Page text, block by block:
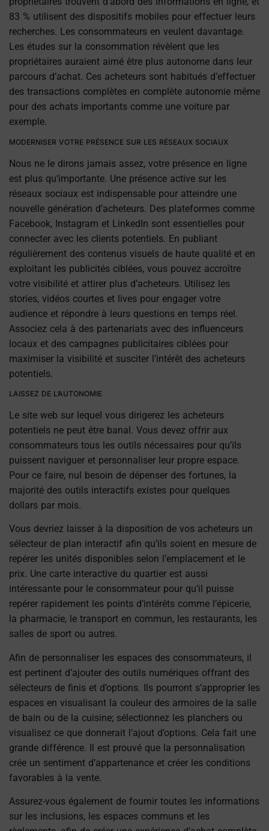
83 % utilisent des dispositifs mobiles pour effectuer leurs
recherches. Les consommateurs en veulent davantage.
Les études sur la consommation révèlent que les
propriétaires auraient aimé être plus autonome dans leur
parcours d’achat. Ces acheteurs sont habitués d’effectuer
des transactions complètes en complète autonomie même
pour des achats importants comme une voiture par
exemple.
MODERNISER VOTRE PRÉSENCE SUR LES RÉSEAUX SOCIAUX
Nous ne le dirons jamais assez, votre présence en ligne
est plus qu’importante. Une présence active sur les
réseaux sociaux est indispensable pour atteindre une
nouvelle génération d’acheteurs. Des plateformes comme
Facebook, Instagram et LinkedIn sont essentielles pour
connecter avec les clients potentiels. En publiant
régulièrement des contenus visuels de haute qualité et en
exploitant les publicités ciblées, vous pouvez accroître
votre visibilité et attirer plus d’acheteurs. Utilisez les
stories, vidéos courtes et lives pour engager votre
audience et répondre à leurs questions en temps réel.
Associez cela à des partenariats avec des influenceurs
locaux et des campagnes publicitaires ciblées pour
maximiser la visibilité et susciter l’intérêt des acheteurs
potentiels.
LAISSEZ DE L’AUTONOMIE
Le site web sur lequel vous dirigerez les acheteurs
potentiels ne peut être banal. Vous devez offrir aux
consommateurs tous les outils nécessaires pour qu’ils
puissent naviguer et personnaliser leur propre espace.
Pour ce faire, nul besoin de dépenser des fortunes, la
majorité des outils interactifs existes pour quelques
dollars par mois.
Vous devriez laisser à la disposition de vos acheteurs un
sélecteur de plan interactif afin qu’ils soient en mesure de
repérer les unités disponibles selon l’emplacement et le
prix. Une carte interactive du quartier est aussi
intéressante pour le consommateur pour qu’il puisse
repérer rapidement les points d’intérêts comme l’épicerie,
la pharmacie, le transport en commun, les restaurants, les
salles de sport ou autres.
Afin de personnaliser les espaces des consommateurs, il
est pertinent d’ajouter des outils numériques offrant des
sélecteurs de finis et d’options. Ils pourront s’approprier les
espaces en visualisant la couleur des armoires de la salle
de bain ou de la cuisine; sélectionnez les planchers ou
visualisez ce que donnerait l’ajout d’options. Cela fait une
grande différence. Il est prouvé que la personnalisation
crée un sentiment d’appartenance et créer les conditions
favorables à la vente.
Assurez-vous également de fournir toutes les informations
sur les inclusions, les espaces communs et les